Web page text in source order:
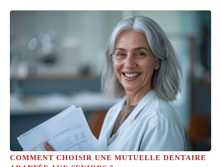
COMMENT CHOISIR UNE MUTUELLE DENTAIRE